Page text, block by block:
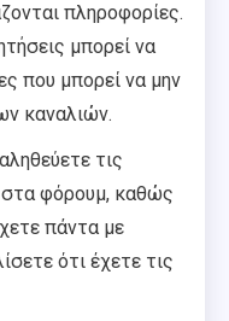
πληροφορίες.
μπορεί να
που μπορεί να μην
καναλιών.
τις
στα φόρουμ, καθώς
πάντα με
ότι έχετε τις